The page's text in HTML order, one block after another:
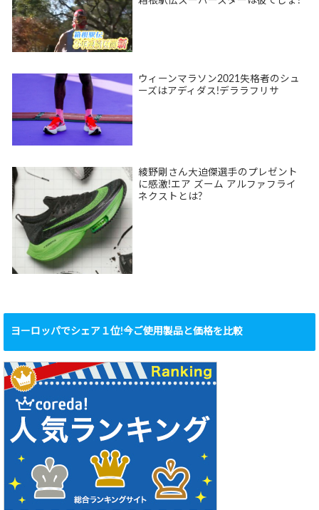
ウィーンマラソン2021失格者のシュ
ーズはアディダス!デララフリサ
綾野剛さん大迫傑選手のプレゼント
に感激!エア ズーム アルファフライ
ネクストとは?
ヨーロッパでシェア１位!今ご使用製品と価格を比較